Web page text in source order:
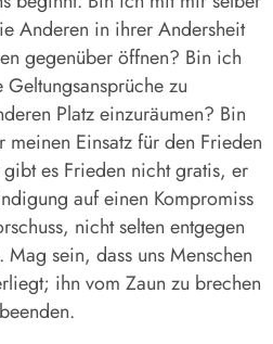
Anderen in ihrer Andersheit
gegenüber öffnen? Bin ich
zu
Platz einzuräumen? Bin
Einsatz für den Frieden
es Frieden nicht gratis, er
auf einen Kompromiss
nicht selten entgegen
sein, dass uns Menschen
ihn vom Zaun zu brechen